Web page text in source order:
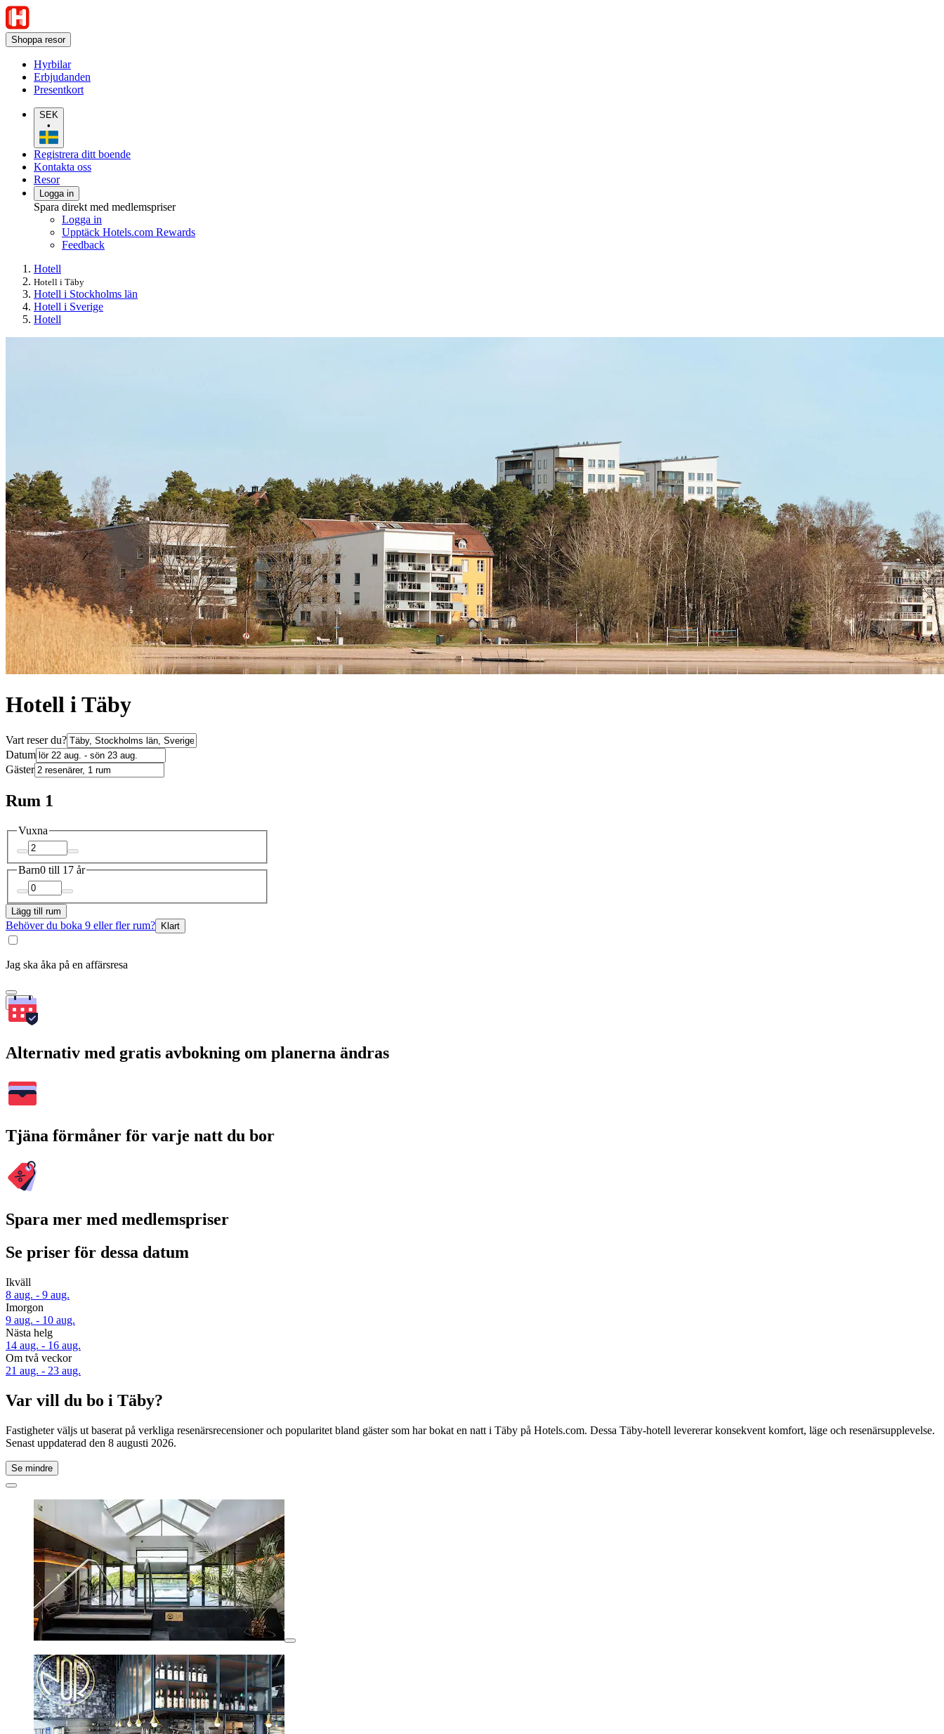
Shoppa resor
Hyrbilar
Erbjudanden
Presentkort
SEK
•
Registrera ditt boende
Kontakta oss
Resor
Logga in
Spara direkt med medlemspriser
Logga in
Upptäck Hotels.com Rewards
Feedback
Hotell
Hotell i Täby
Hotell i Stockholms län
Hotell i Sverige
Hotell
Hotell i Täby
Vart reser du?
Datum
Gäster
Rum 1
Vuxna
Barn0 till 17 år
Lägg till rum
Behöver du boka 9 eller fler rum? Klart
Jag ska åka på en affärsresa
Sök
Alternativ med gratis avbokning om planerna ändras
Tjäna förmåner för varje natt du bor
Spara mer med medlemspriser
Se priser för dessa datum
Ikväll
8 aug. - 9 aug.
Imorgon
9 aug. - 10 aug.
Nästa helg
14 aug. - 16 aug.
Om två veckor
21 aug. - 23 aug.
Var vill du bo i Täby?
Fastigheter väljs ut baserat på verkliga resenärsrecensioner och popularitet bland gäster som har bokat en natt i Täby på Hotels.com. Dessa Täby-hotell levererar konsekvent komfort, läge och resenärsupplevelse.
Senast uppdaterad den 8 augusti 2026.
Se mindre